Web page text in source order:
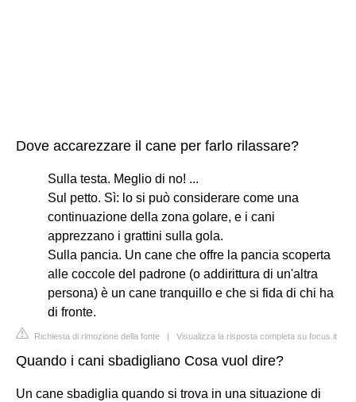
Dove accarezzare il cane per farlo rilassare?
Sulla testa. Meglio di no! ...
Sul petto. Sì: lo si può considerare come una
continuazione della zona golare, e i cani
apprezzano i grattini sulla gola.
Sulla pancia. Un cane che offre la pancia scoperta
alle coccole del padrone (o addirittura di un'altra
persona) è un cane tranquillo e che si fida di chi ha
di fronte.
Richiesta di rimozione della fonte | Visualizza la risposta completa su focus.it
Quando i cani sbadigliano Cosa vuol dire?
Un cane sbadiglia quando si trova in una situazione di